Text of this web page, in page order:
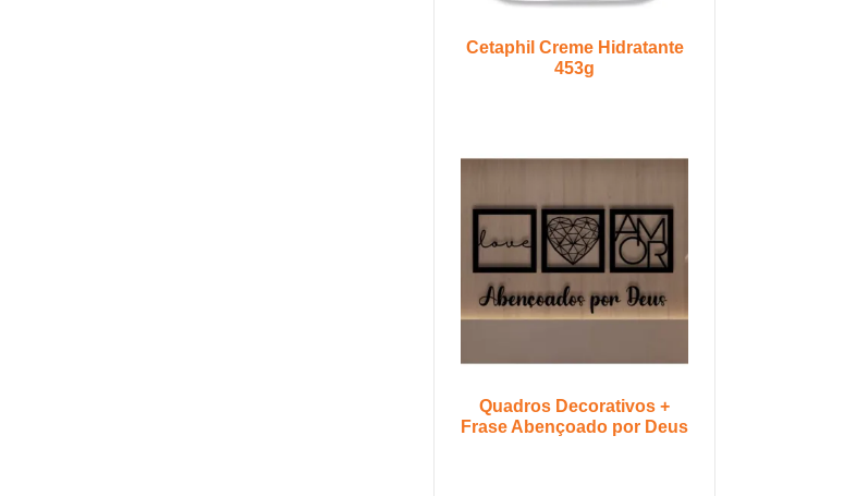
Cetaphil Creme Hidratante
453g
Quadros Decorativos +
Frase Abençoado por Deus